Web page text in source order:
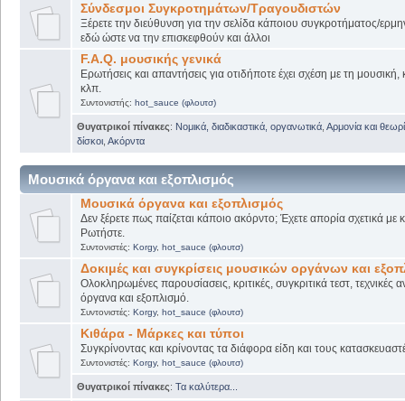
Σύνδεσμοι Συγκροτημάτων/Τραγουδιστών
Ξέρετε την διεύθυνση για την σελίδα κάποιου συγκροτήματος/
εδώ ώστε να την επισκεφθούν και άλλοι
F.A.Q. μουσικής γενικά
Ερωτήσεις και απαντήσεις για οτιδήποτε έχει σχέση με τη μουσική,
κλπ.
Συντονιστής: hot_sauce (φλουτσ)
Θυγατρικοί πίνακες: Νομικά, διαδικαστικά, οργανωτικά Αρμονία και
δίσκοι Ακόρντα
Μουσικά όργανα και εξοπλισμός
Μουσικά όργανα και εξοπλισμός
Δεν ξέρετε πως παίζεται κάποιο ακόρντο; Έχετε απορία σχετικά
Ρωτήστε.
Συντονιστές: Korgy, hot_sauce (φλουτσ)
Δοκιμές και συγκρίσεις μουσικών οργάνων και
Ολοκληρωμένες παρουσίασεις, κριτικές, συγκριτικά τεστ, τεχνικές
όργανα και εξοπλισμό.
Συντονιστές: Korgy, hot_sauce (φλουτσ)
Κιθάρα - Μάρκες και τύποι
Συγκρίνοντας και κρίνοντας τα διάφορα είδη και τους
Συντονιστές: Korgy, hot_sauce (φλουτσ)
Θυγατρικοί πίνακες: Τα καλύτερα...